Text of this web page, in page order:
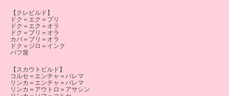
【クレビルド】
ドク＝エク＝プリ
ドク＝エク＝オラ
ドク＝プリ＝オラ
カバ＝プリ＝オラ
ドク＝ジロ＝インク
バフ屋
【スカウトビルド】
コルセ＝エンチャ＝バレマ
リンカ＝エンチャ＝バレマ
リンカ＝アウトロ＝アサシン